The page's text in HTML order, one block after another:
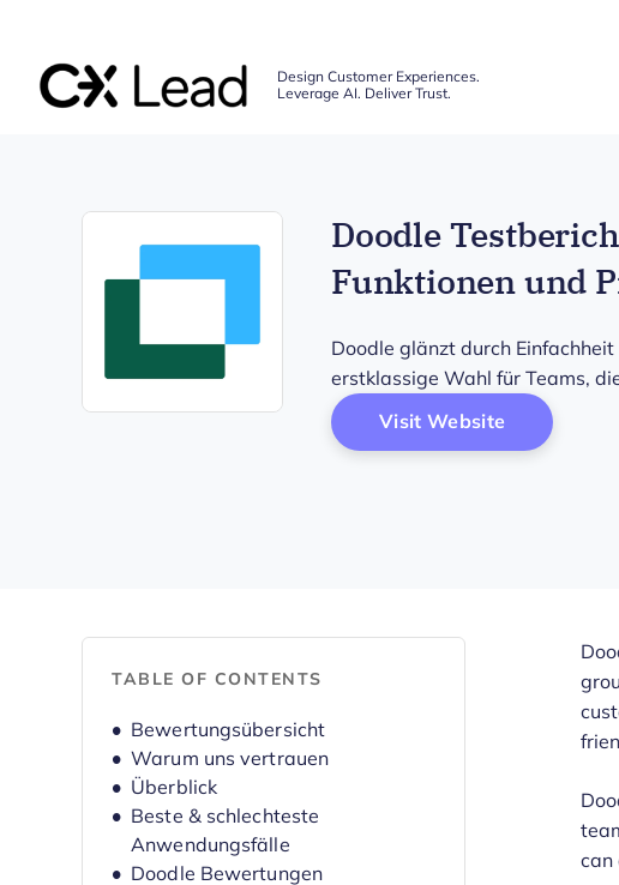
Design Customer Experiences.
Leverage AI. Deliver Trust.
Doodle
Funktionen und
Doodle glänzt durch
erstklassige Wahl für Teams,
Visit Website Opens
TABLE OF CONTENTS
Bewertungsübersicht
Warum uns vertrauen
Überblick
Beste & schlechteste
Anwendungsfälle
Doodle Bewertungen
can